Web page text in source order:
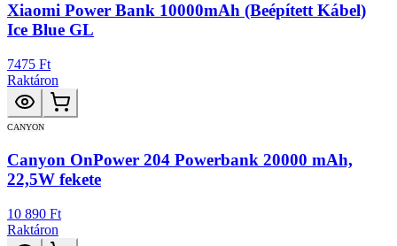
Xiaomi Power Bank 10000mAh (Beépített Kábel)
Ice Blue GL
7475 Ft
Raktáron
CANYON
Canyon OnPower 204 Powerbank 20000 mAh,
22,5W fekete
10 890 Ft
Raktáron